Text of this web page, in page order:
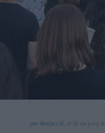
per Redacció, el 19 de juny